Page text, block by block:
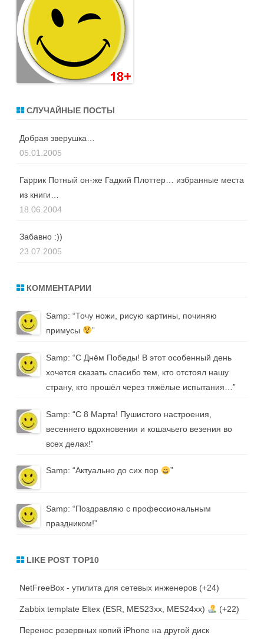
СЛУЧАЙНЫЕ ПОСТЫ
Добрая зверушка…
05.01.2005
Гаррик Потный он-же Гадкий Плоттер… избранные места
из книги…
18.06.2004
Забавно :))
23.07.2005
КОММЕНТАРИИ
Samp: “Точу ножи, рисую картины, починяю
примусы
”
Samp: “С Днём Победы! В этот особенный день
хочется сказать спасибо тем, кто отстоял нашу
страну, кто прошёл через тяжёлые испытания… ”
Samp: “С 8 Марта! Пушистого настроения,
весеннего вдохновения и кошачьего везения во
всех делах!”
Samp: “Актуально до сих пор ”
Samp: “Поздравляю с профессиональным
праздником!”
LIKE POST TOP10
NetFreeBox - утилита для сетевых инженеров +24
Zabbix template Eltex (ESR, MES23xx, MES24xx) +22
Перенос резервных копий iPhone на другой диск